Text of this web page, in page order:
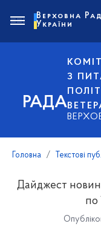
РАДА
З
Верховна
України
Головна Текстові
Дайджест новин
по